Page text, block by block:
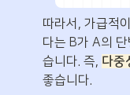
따라서, 가급적
다는 B가 A의
습니다. 즉, 다중
좋습니다.